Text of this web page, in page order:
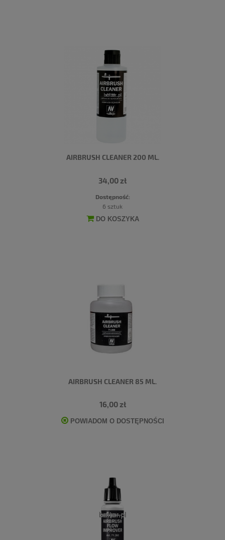
AIRBRUSH CLEANER 200 ML.
34,00 zł
Dostępność:
6 sztuk
DO KOSZYKA
AIRBRUSH CLEANER 85 ML.
16,00 zł
POWIADOM O DOSTĘPNOŚCI